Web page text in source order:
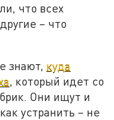
что всех
– что
знают, куда
, который идет со
Они ищут и
устранить – не